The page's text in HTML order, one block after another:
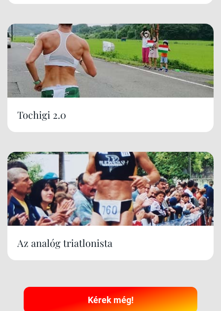
Tochigi 2.0
Az analóg triatlonista
Kérek még!